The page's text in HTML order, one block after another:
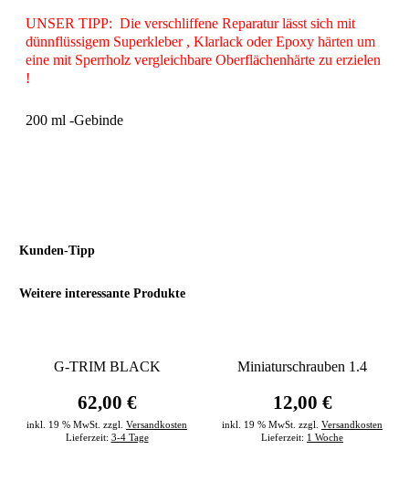
UNSER TIPP: Die verschliffene Reparatur lässt sich mit
dünnflüssigem Superkleber , Klarlack oder Epoxy härten um
eine mit Sperrholz vergleichbare Oberflächenhärte zu erzielen
!
200 ml -Gebinde
Kunden-Tipp
Weitere interessante Produkte
G-TRIM BLACK
62,00 €
inkl. 19 % MwSt. zzgl. Versandkosten
Lieferzeit: 3-4 Tage
Miniaturschrauben 1.4
12,00 €
inkl. 19 % MwSt. zzgl. Versandkosten
Lieferzeit: 1 Woche